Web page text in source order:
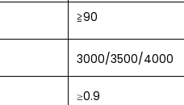
≧90
3000/3500/4000
≥0.9